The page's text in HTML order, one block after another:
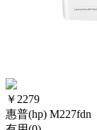
￥ 2279
惠普(hp) M227fdn